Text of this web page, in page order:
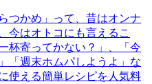
つかめ」って、昔はオンナ
今はオトコにも言えるこ
杯寄ってかない？」、「今
「週末ホムパしようよ」な
使える簡単レシピを人気料